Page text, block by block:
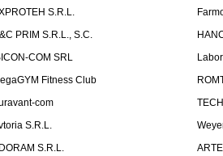
S.R.L.
PRIM S.R.L., S.C.
COM SRL
Fitness Club
com
S.R.L.
S.R.L.